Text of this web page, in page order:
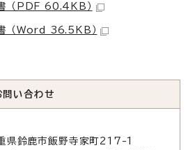
（PDF 60.4KB）
（Word 36.5KB）
問い合わせ
鈴鹿市飯野寺家町217-1